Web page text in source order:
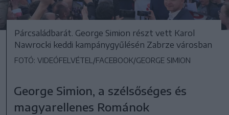
Párcsaládbarát. George Simion részt vett Karol
Nawrocki keddi kampánygyűlésén Zabrze városban
FOTÓ: VIDEÓFELVÉTEL/FACEBOOK/GEORGE SIMION
George Simion, a szélsőséges és
magyarellenes Románok